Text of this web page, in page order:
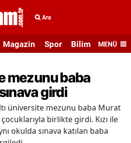
Ara
Magazin Spor Bilim veMENÜ
mezunu baba
girdi
üniversite mezunu baba Murat
çocuklarıyla birlikte girdi. Kızı ile
okulda sınava katılan baba